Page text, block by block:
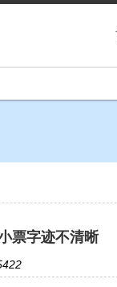
票字迹不清晰